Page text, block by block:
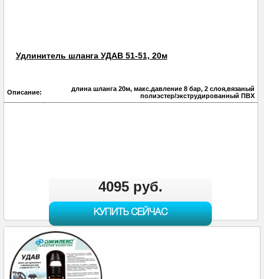
Удлинитель шланга УДАВ 51-51, 20м
Описание:
длина шланга 20м, макс.давление 8 бар, 2 слоя,вязаный
полиэстер/экструдированный ПВХ
4095 руб.
КУПИТЬ СЕЙЧАС